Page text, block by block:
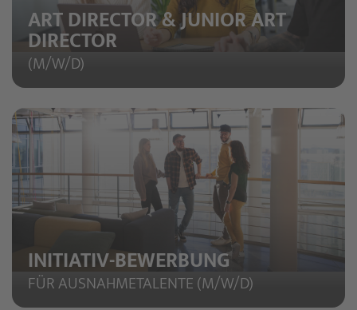
ART DIRECTOR & JUNIOR ART
DIRECTOR
(M/W/D)
INITIATIV-BEWERBUNG
FÜR AUSNAHMETALENTE (M/W/D)